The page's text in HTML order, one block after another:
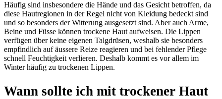
Häufig sind insbesondere die Hände und das Gesicht betroffen, da
diese Hautregionen in der Regel nicht von Kleidung bedeckt sind
und so besonders der Witterung ausgesetzt sind. Aber auch Arme,
Beine und Füsse können trockene Haut aufweisen. Die Lippen
verfügen über keine eigenen Talgdrüsen, weshalb sie besonders
empfindlich auf äussere Reize reagieren und bei fehlender Pflege
schnell Feuchtigkeit verlieren. Deshalb kommt es vor allem im
Winter häufig zu trockenen Lippen.
Wann sollte ich mit trockener Haut